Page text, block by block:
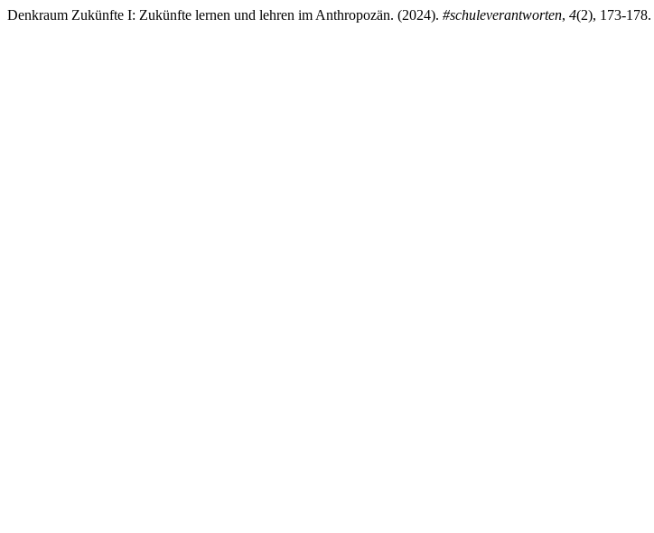
Denkraum Zukünfte I: Zukünfte lernen und lehren im Anthropozän. (2024). #schuleverantworten, 4(2), 173-178.